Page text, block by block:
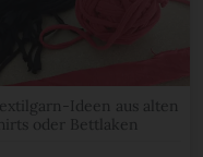
Ideen aus alten
oder Bettlaken